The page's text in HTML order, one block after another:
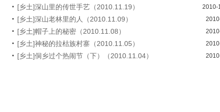
[乡土]深山里的传世手艺（2010.11.19） 2010-
[乡土]深山老林里的人（2010.11.09）
[乡土]帽子上的秘密（2010.11.08）
[乡土]神秘的拉枯族村寨（2010.11.05）
[乡土]侗乡过个热闹节（下）（2010.11.04）